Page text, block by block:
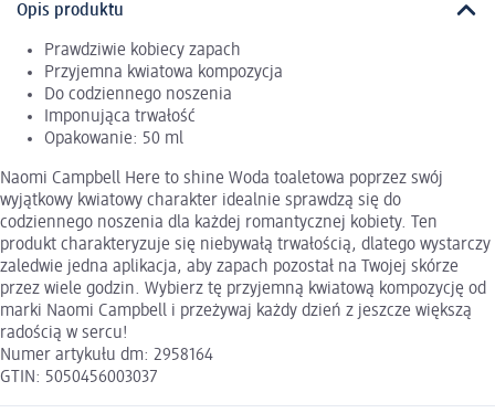
Opis produktu
Prawdziwie kobiecy zapach
Przyjemna kwiatowa kompozycja
Do codziennego noszenia
Imponująca trwałość
Opakowanie: 50 ml
Naomi Campbell Here to shine Woda toaletowa poprzez swój
wyjątkowy kwiatowy charakter idealnie sprawdzą się do
codziennego noszenia dla każdej romantycznej kobiety. Ten
produkt charakteryzuje się niebywałą trwałością, dlatego wystarczy
zaledwie jedna aplikacja, aby zapach pozostał na Twojej skórze
przez wiele godzin. Wybierz tę przyjemną kwiatową kompozycję od
marki Naomi Campbell i przeżywaj każdy dzień z jeszcze większą
radością w sercu!
Numer artykułu dm: 2958164
GTIN: 5050456003037